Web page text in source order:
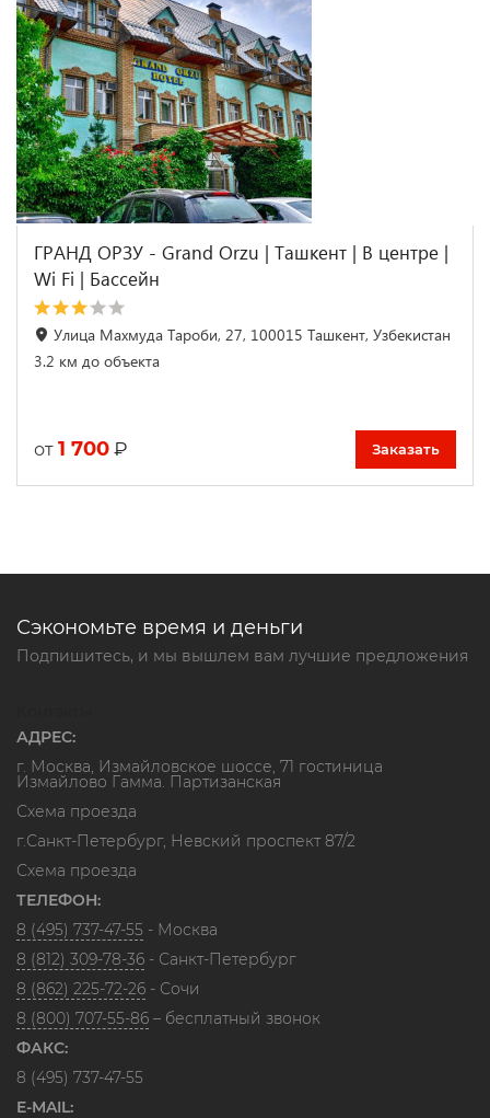
ГРАНД ОРЗУ - Grand Orzu | Ташкент | В центре |
Wi Fi | Бассейн
Улица Махмуда Тароби, 27, 100015 Ташкент, Узбекистан
3.2 км до объекта
от 1 700 ₽ Заказать
Сэкономьте время и деньги
Подпишитесь, и мы вышлем вам лучшие предложения
АДРЕС:
г. Москва, Измайловское шоссе, 71 гостиница
Измайлово Гамма. Партизанская
Схема проезда
г.Санкт-Петербург, Невский проспект 87/2
Схема проезда
ТЕЛЕФОН:
8 (495) 737-47-55 - Москва
8 (812) 309-78-36 - Санкт-Петербург
8 (862) 225-72-26 - Сочи
8 (800) 707-55-86 – бесплатный звонок
ФАКС:
8 (495) 737-47-55
E-MAIL: